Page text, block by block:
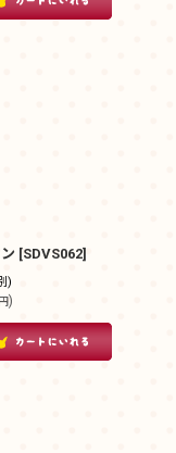
[SDVS062]
)
)